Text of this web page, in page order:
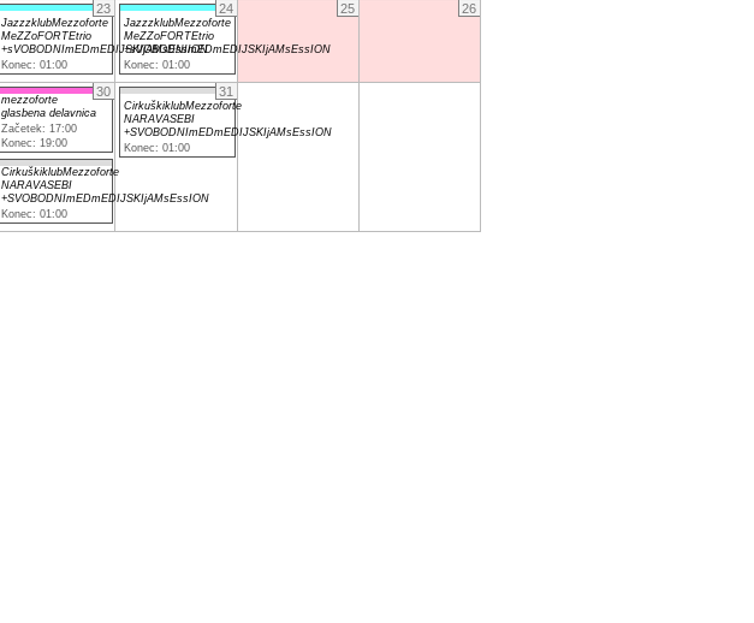
23
JazzzklubMezzoforte
MeZZoFORTEtrio
+sVOBODNImEDmEDIJSKIjAMsEssION
Konec: 01:00
24
JazzzklubMezzoforte
MeZZoFORTEtrio
+sVOBODNImEDmEDIJSKIjAMsEssION
Konec: 01:00
25 26
30
mezzoforte
glasbena delavnica
Začetek: 17:00
Konec: 19:00
CirkuškiklubMezzoforte
NARAVASEBI
+SVOBODNImEDmEDIJSKIjAMsEssION
Konec: 01:00
31
CirkuškiklubMezzoforte
NARAVASEBI
+SVOBODNImEDmEDIJSKIjAMsEssION
Konec: 01:00